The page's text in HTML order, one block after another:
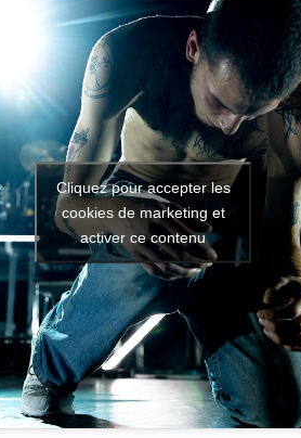
Cliquez pour accepter les
cookies de marketing et
activer ce contenu